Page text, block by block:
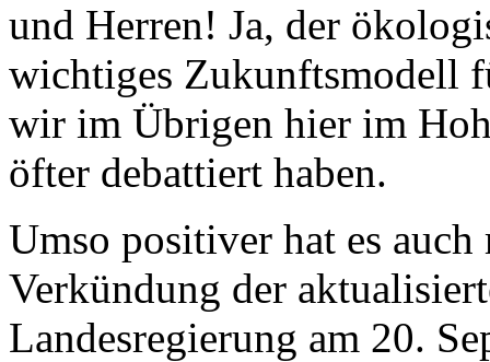
und Herren! Ja, der
wichtiges Zukunftsmodell
wir im Übrigen hier im
öfter debattiert haben.
Umso positiver hat es
Verkündung der
Landesregierung am 20.